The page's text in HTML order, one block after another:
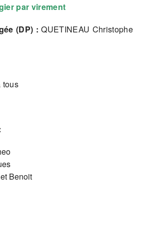
par virement
(DP) :QUETINEAU Christophe
tous
Benoit